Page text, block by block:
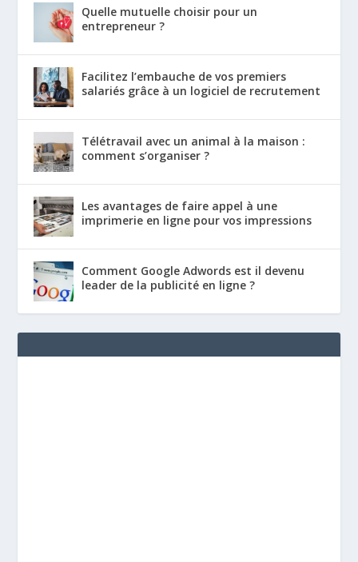
Quelle mutuelle choisir pour un
entrepreneur ?
Facilitez l’embauche de vos premiers
salariés grâce à un logiciel de recrutement
Télétravail avec un animal à la maison :
comment s’organiser ?
Les avantages de faire appel à une
imprimerie en ligne pour vos impressions
Comment Google Adwords est il devenu
leader de la publicité en ligne ?